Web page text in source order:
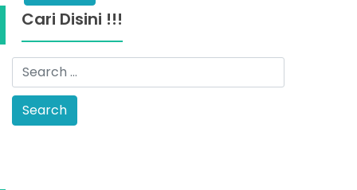
Cari Disini !!!